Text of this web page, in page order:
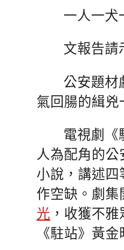
一人一犬
文報告請
公安題材
氣回腸的緝兇
電視劇《
人為配角的
小說，講述
作空缺。劇
光 ，收獲不
《駐站》黃